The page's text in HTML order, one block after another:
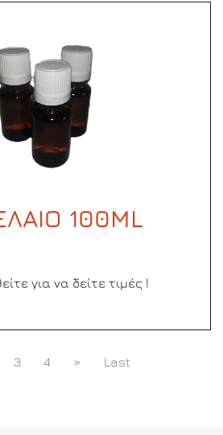
100ML
για να δείτε τιμές !
3 4 » Last